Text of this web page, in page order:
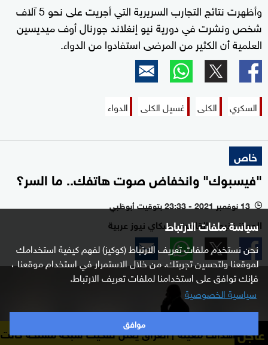
سياسة ملفات الارتباط
نحن نستخدم ملفات تعريف الارتباط (كوكيز) لفهم كيفية استخدامك
لموقعنا ولتحسين تجربتك. من خلال الاستمرار في استخدام موقعنا ،
فإنك توافق على استخدامنا لملفات تعريف الارتباط.
سياسية الخصوصية
موافق
وأظهرت نتائج التجارب السريرية التي أجريت على نحو 5 آلاف
شخص ونشرت في دورية نيو إنغلاند جورنال أوف ميديسين
العلمية أن الكثير من المرضى استفادوا من الدواء.
السكري الكلى غسيل الكلى الدواء
خاص
"فيسبوك" وانخفاض صوت هاتفك.. ما السر؟
l 13 نوفمبر 2021 - 23:33 بتوقيت أبوظبي
المعتز غنيم - القاهرة - سكاي نيوز عربية
عاجل العراق يعلن تفكيك شبكة مسلحة كانت تخطط